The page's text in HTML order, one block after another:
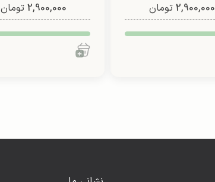
تیکه (طرح 3)
2,900,000 تومان
تیکه (طرح 4)
2,900,000 تومان